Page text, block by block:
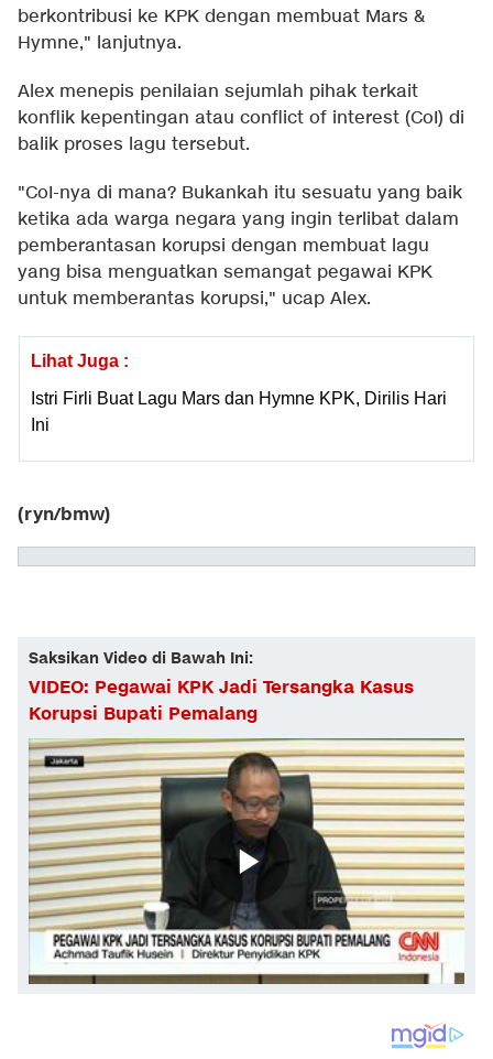
berkontribusi ke KPK dengan membuat Mars &
Hymne," lanjutnya.
Alex menepis penilaian sejumlah pihak terkait
konflik kepentingan atau conflict of interest (CoI) di
balik proses lagu tersebut.
"CoI-nya di mana? Bukankah itu sesuatu yang baik
ketika ada warga negara yang ingin terlibat dalam
pemberantasan korupsi dengan membuat lagu
yang bisa menguatkan semangat pegawai KPK
untuk memberantas korupsi," ucap Alex.
Lihat Juga :
Istri Firli Buat Lagu Mars dan Hymne KPK, Dirilis Hari
Ini
(ryn/bmw)
Saksikan Video di Bawah Ini:
VIDEO: Pegawai KPK Jadi Tersangka Kasus
Korupsi Bupati Pemalang